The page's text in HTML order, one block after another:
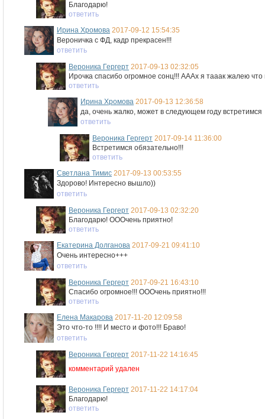
Благодарю!
ответить
Ирина Хромова 2017-09-12 15:54:35
Вероничка с ФД, кадр прекрасен!!!
ответить
Вероника Гергерт 2017-09-13 02:32:05
Ирочка спасибо огромное сонц!!! АААх я тааак жалею
ответить
Ирина Хромова 2017-09-13 12:36:58
да, очень жалко, может в следующем году встретимся
ответить
Вероника Гергерт 2017-09-14 11:36:00
Встретимся обязательно!!!
ответить
Светлана Тимис 2017-09-13 00:53:55
Здорово! Интересно вышло))
ответить
Вероника Гергерт 2017-09-13 02:32:20
Благодарю! ОООчень приятно!
ответить
Екатерина Долганова 2017-09-21 09:41:10
Очень интересно+++
ответить
Вероника Гергерт 2017-09-21 16:43:10
Спасибо огромное!!! ОООчень приятно!!!
ответить
Елена Макарова 2017-11-20 12:09:58
Это что-то !!!! И место и фото!!! Браво!
ответить
Вероника Гергерт 2017-11-22 14:16:45
комментарий удален
Вероника Гергерт 2017-11-22 14:17:04
Благодарю!
ответить